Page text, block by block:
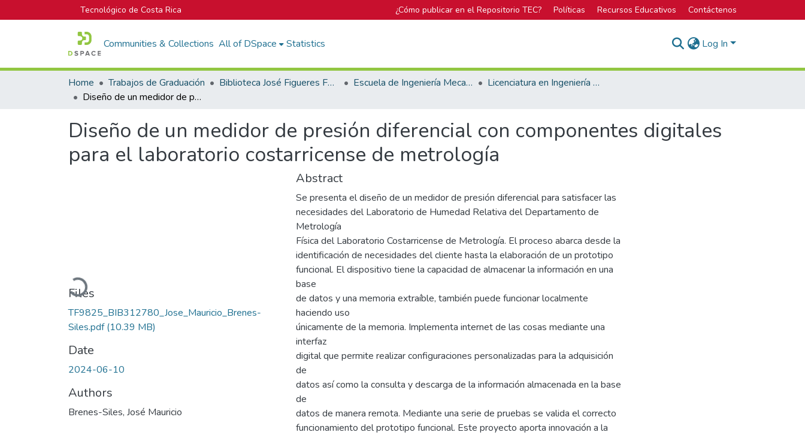
Tecnológico de Costa Rica ¿Cómo publicar en el Repositorio TEC? Políticas Recursos Educativos Contáctenos
Communities & Collections All of DSpace Statistics Log In
Home Trabajos de Graduación Biblioteca José Figueres Ferrer Escuela de Ingeniería Mecatrónica (antes era Área Académica de Ingeniería Mecatrónica)
Licenciatura en Ingeniería Mecatrónica
Diseño de un medidor de presión diferencial con componentes digitales para el laboratorio costarricense de metrología
Diseño de un medidor de presión diferencial con componentes digitales
para el laboratorio costarricense de metrología
Loading...
Files
TF9825_BIB312780_Jose_Mauricio_Brenes-
Siles.pdf(10.39 MB)
Date
2024-06-10
Authors
Brenes-Siles, José Mauricio
Abstract
Se presenta el diseño de un medidor de presión diferencial para satisfacer las
necesidades del Laboratorio de Humedad Relativa del Departamento de
Metrología
Física del Laboratorio Costarricense de Metrología. El proceso abarca desde la
identificación de necesidades del cliente hasta la elaboración de un prototipo
funcional. El dispositivo tiene la capacidad de almacenar la información en una
base
de datos y una memoria extraíble, también puede funcionar localmente
haciendo uso
únicamente de la memoria. Implementa internet de las cosas mediante una
interfaz
digital que permite realizar configuraciones personalizadas para la adquisición
de
datos así como la consulta y descarga de la información almacenada en la base
de
datos de manera remota. Mediante una serie de pruebas se valida el correcto
funcionamiento del prototipo funcional. Este proyecto aporta innovación a la